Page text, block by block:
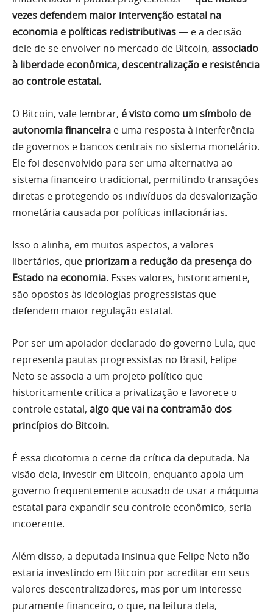
vezes defendem maior intervenção estatal na
economia e políticas redistributivas— e a decisão
dele de se envolver no mercado de Bitcoin, associado
à liberdade econômica, descentralização e resistência
ao controle estatal.
O Bitcoin, vale lembrar, é visto como um símbolo de
autonomia financeira e uma resposta à interferência
de governos e bancos centrais no sistema monetário.
Ele foi desenvolvido para ser uma alternativa ao
sistema financeiro tradicional, permitindo transações
diretas e protegendo os indivíduos da desvalorização
monetária causada por políticas inflacionárias.
Isso o alinha, em muitos aspectos, a valores
libertários, que priorizam a redução da presença do
Estado na economia. Esses valores, historicamente,
são opostos às ideologias progressistas que
defendem maior regulação estatal.
Por ser um apoiador declarado do governo Lula, que
representa pautas progressistas no Brasil, Felipe
Neto se associa a um projeto político que
historicamente critica a privatização e favorece o
controle estatal, algo que vai na contramão dos
princípios do Bitcoin.
É essa dicotomia o cerne da crítica da deputada. Na
visão dela, investir em Bitcoin, enquanto apoia um
governo frequentemente acusado de usar a máquina
estatal para expandir seu controle econômico, seria
incoerente.
Além disso, a deputada insinua que Felipe Neto não
estaria investindo em Bitcoin por acreditar em seus
valores descentralizadores, mas por um interesse
puramente financeiro, o que, na leitura dela,